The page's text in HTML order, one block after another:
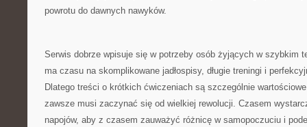
powrotu do dawnych nawyków.
Serwis dobrze wpisuje się w potrzeby osób żyjących w szybkim
ma czasu na skomplikowane jadłospisy, długie treningi i
Dlatego treści o krótkich ćwiczeniach są szczególnie
zawsze musi zaczynać się od wielkiej rewolucji. Czasem
napojów, aby z czasem zauważyć różnicę w samopoczuciu i